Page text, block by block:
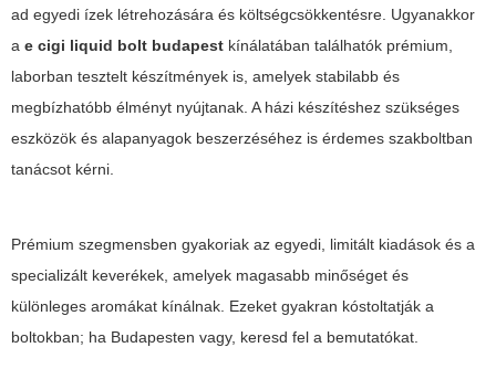
ad egyedi ízek létrehozására és költségcsökkentésre. Ugyanakkor
a e cigi liquid bolt budapest kínálatában találhatók prémium,
laborban tesztelt készítmények is, amelyek stabilabb és
megbízhatóbb élményt nyújtanak. A házi készítéshez szükséges
eszközök és alapanyagok beszerzéséhez is érdemes szakboltban
tanácsot kérni.
Prémium szegmensben gyakoriak az egyedi, limitált kiadások és a
specializált keverékek, amelyek magasabb minőséget és
különleges aromákat kínálnak. Ezeket gyakran kóstoltatják a
boltokban; ha Budapesten vagy, keresd fel a bemutatókat.